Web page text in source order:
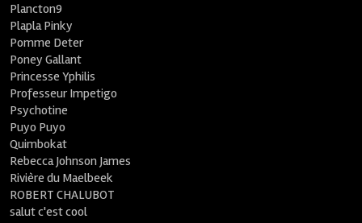
Plancton9
Plapla Pinky
Pomme Deter
Poney Gallant
Princesse Yphilis
Professeur Impetigo
Psychotine
Puyo Puyo
Quimbokat
Rebecca Johnson James
Rivière du Maelbeek
ROBERT CHALUBOT
salut c'est cool